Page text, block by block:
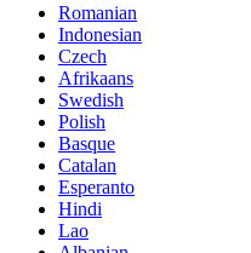
Romanian
Indonesian
Czech
Afrikaans
Swedish
Polish
Basque
Catalan
Esperanto
Hindi
Lao